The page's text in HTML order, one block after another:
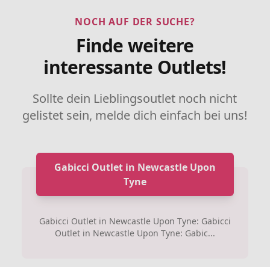
NOCH AUF DER SUCHE?
Finde weitere
interessante Outlets!
Sollte dein Lieblingsoutlet noch nicht
gelistet sein, melde dich einfach bei uns!
Gabicci Outlet in Newcastle Upon
Tyne
Gabicci Outlet in Newcastle Upon Tyne: Gabicci
Outlet in Newcastle Upon Tyne: Gabic...